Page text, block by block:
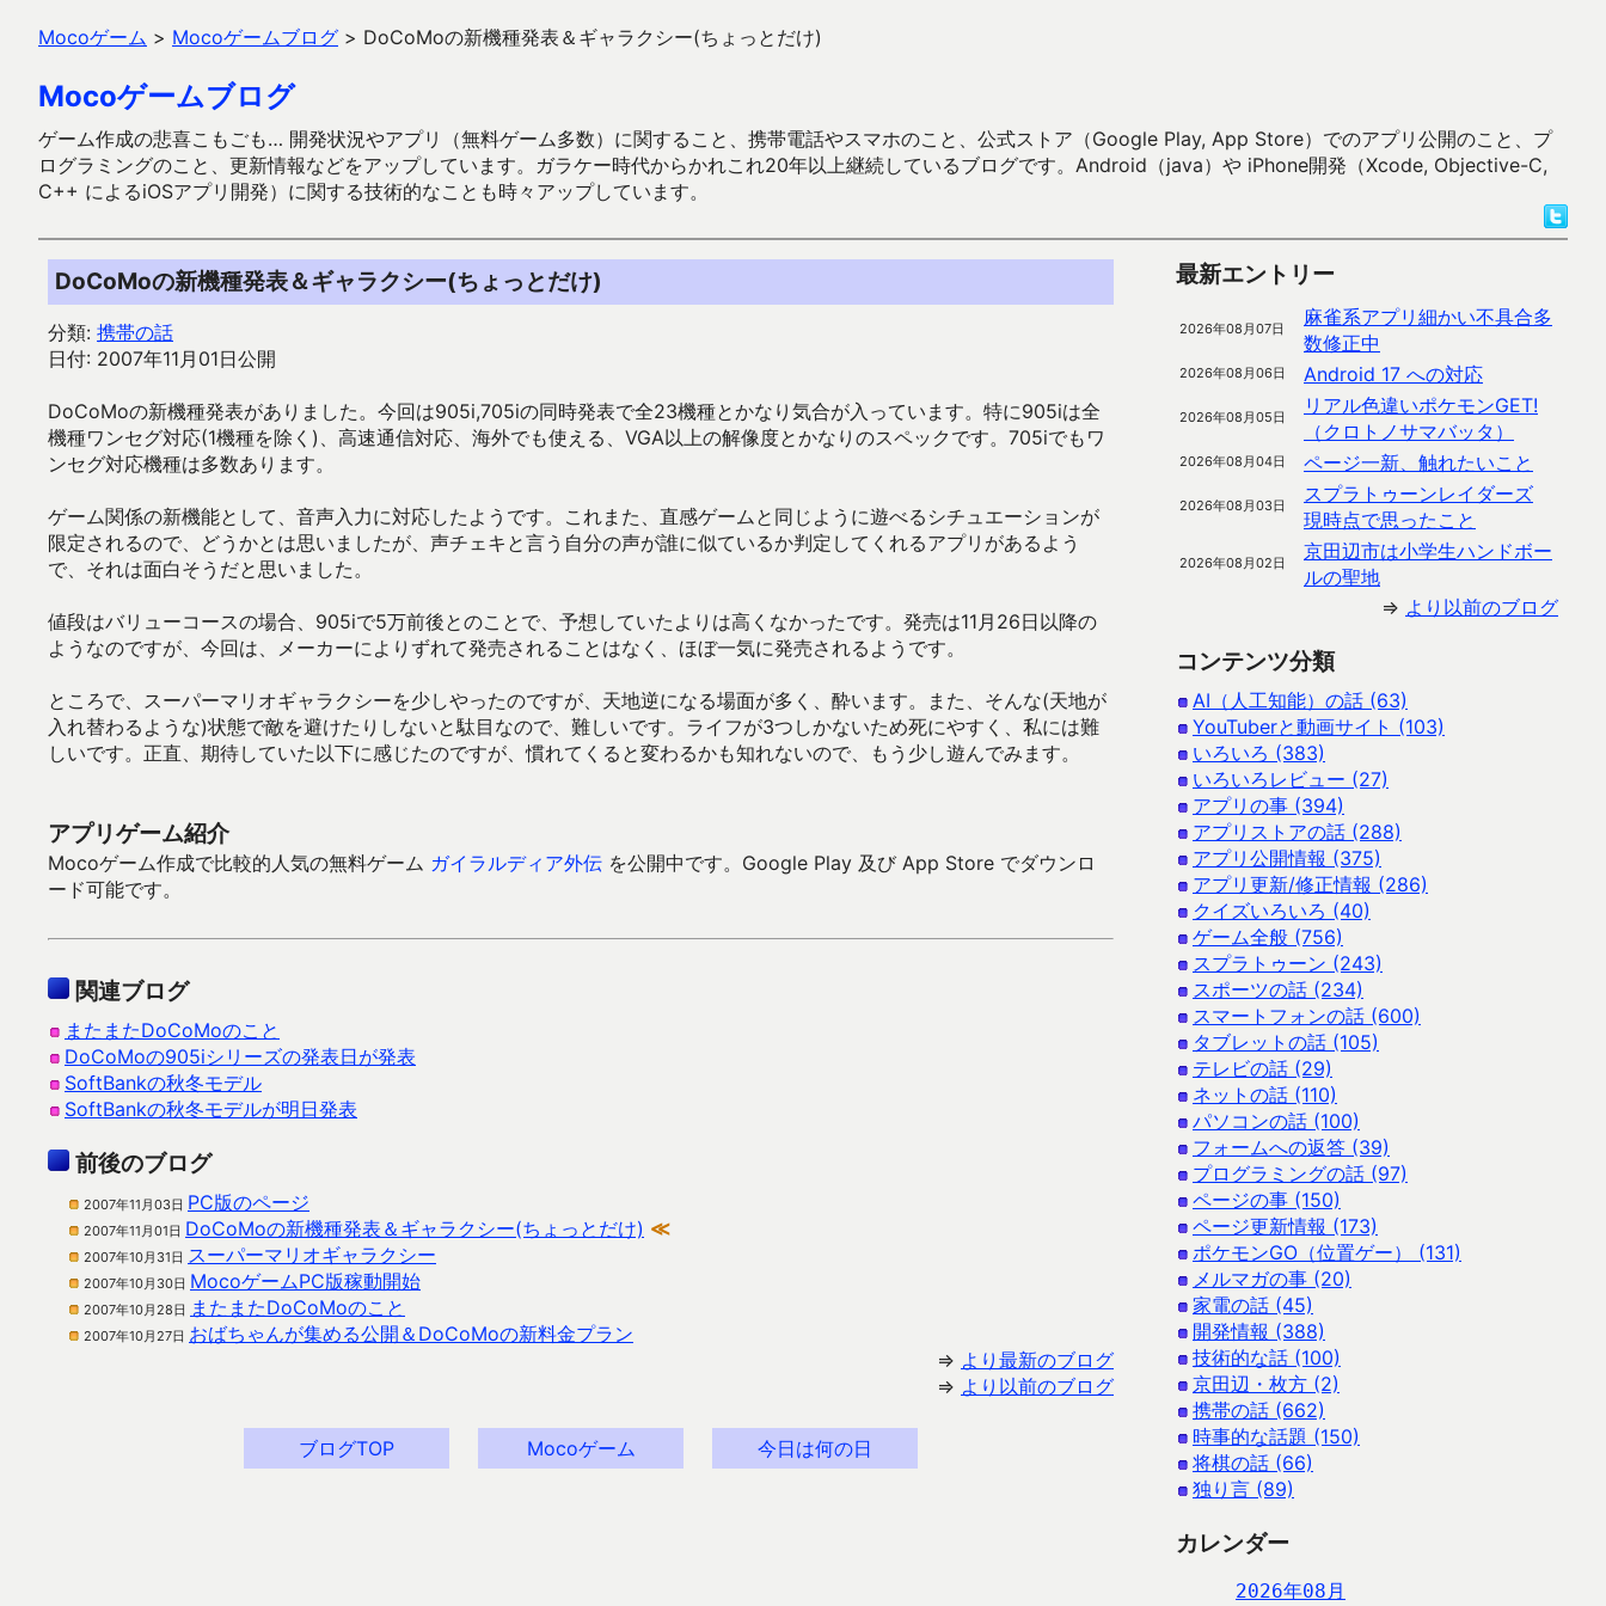
Mocoゲーム > Mocoゲームブログ > DoCoMoの新機種発表＆ギャラクシー(ちょっとだけ)
Mocoゲームブログ
ゲーム作成の悲喜こもごも… 開発状況やアプリ（無料ゲーム多数）に関すること、携帯電話やスマホのこと、公式ストア（Google Play, App Store）でのアプリ公開のこと、プ
ログラミングのこと、更新情報などをアップしています。ガラケー時代からかれこれ20年以上継続しているブログです。Android（java）や iPhone開発（Xcode, Objective-C,
C++ によるiOSアプリ開発）に関する技術的なことも時々アップしています。
DoCoMoの新機種発表＆ギャラクシー(ちょっとだけ)
分類: 携帯の話
日付: 2007年11月01日公開
DoCoMoの新機種発表がありました。今回は905i,705iの同時発表で全23機種とかなり気合が入っています。特に905iは全
機種ワンセグ対応(1機種を除く)、高速通信対応、海外でも使える、VGA以上の解像度とかなりのスペックです。705iでもワ
ンセグ対応機種は多数あります。
ゲーム関係の新機能として、音声入力に対応したようです。これまた、直感ゲームと同じように遊べるシチュエーションが
限定されるので、どうかとは思いましたが、声チェキと言う自分の声が誰に似ているか判定してくれるアプリがあるよう
で、それは面白そうだと思いました。
値段はバリューコースの場合、905iで5万前後とのことで、予想していたよりは高くなかったです。発売は11月26日以降の
ようなのですが、今回は、メーカーによりずれて発売されることはなく、ほぼ一気に発売されるようです。
ところで、スーパーマリオギャラクシーを少しやったのですが、天地逆になる場面が多く、酔います。また、そんな(天地が
入れ替わるような)状態で敵を避けたりしないと駄目なので、難しいです。ライフが3つしかないため死にやすく、私には難
しいです。正直、期待していた以下に感じたのですが、慣れてくると変わるかも知れないので、もう少し遊んでみます。
アプリゲーム紹介
Mocoゲーム作成で比較的人気の無料ゲーム ガイラルディア外伝 を公開中です。Google Play 及び App Store でダウンロ
ード可能です。
関連ブログ
またまたDoCoMoのこと
DoCoMoの905iシリーズの発表日が発表
SoftBankの秋冬モデル
SoftBankの秋冬モデルが明日発表
前後のブログ
2007年11月03日 PC版のページ
2007年11月01日 DoCoMoの新機種発表＆ギャラクシー(ちょっとだけ) ≪
2007年10月31日 スーパーマリオギャラクシー
2007年10月30日 MocoゲームPC版稼動開始
2007年10月28日 またまたDoCoMoのこと
2007年10月27日 おばちゃんが集める公開＆DoCoMoの新料金プラン
⇒ より最新のブログ
⇒ より以前のブログ
ブログTOP Mocoゲーム 今日は何の日
最新エントリー
2026年08月07日
麻雀系アプリ細かい不具合多
数修正中
2026年08月06日 Android 17 への対応
2026年08月05日
リアル色違いポケモンGET!
（クロトノサマバッタ）
2026年08月04日 ページ一新、触れたいこと
2026年08月03日
スプラトゥーンレイダーズ
現時点で思ったこと
2026年08月02日
京田辺市は小学生ハンドボー
ルの聖地
⇒ より以前のブログ
コンテンツ分類
AI（人工知能）の話 (63)
YouTuberと動画サイト (103)
いろいろ (383)
いろいろレビュー (27)
アプリの事 (394)
アプリストアの話 (288)
アプリ公開情報 (375)
アプリ更新/修正情報 (286)
クイズいろいろ (40)
ゲーム全般 (756)
スプラトゥーン (243)
スポーツの話 (234)
スマートフォンの話 (600)
タブレットの話 (105)
テレビの話 (29)
ネットの話 (110)
パソコンの話 (100)
フォームへの返答 (39)
プログラミングの話 (97)
ページの事 (150)
ページ更新情報 (173)
ポケモンGO（位置ゲー） (131)
メルマガの事 (20)
家電の話 (45)
開発情報 (388)
技術的な話 (100)
京田辺・枚方 (2)
携帯の話 (662)
時事的な話題 (150)
将棋の話 (66)
独り言 (89)
カレンダー
2026年08月